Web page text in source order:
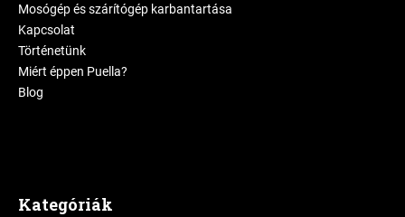
Mosógép és szárítógép karbantartása
Kapcsolat
Történetünk
Miért éppen Puella?
Blog
Kategóriák